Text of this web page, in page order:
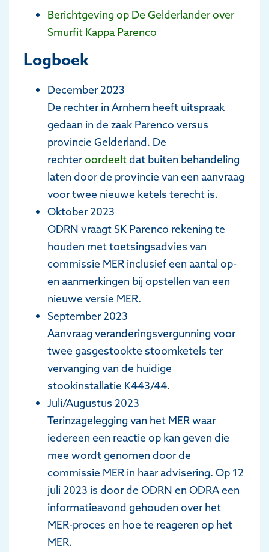
Berichtgeving op De Gelderlander over
Smurfit Kappa Parenco
Logboek
December 2023
De rechter in Arnhem heeft uitspraak
gedaan in de zaak Parenco versus
provincie Gelderland. De
rechteroordeeltdat buiten behandeling
laten door de provincie van een aanvraag
voor twee nieuwe ketels terecht is.
Oktober 2023
ODRN vraagt SK Parenco rekening te
houden met toetsingsadvies van
commissie MER inclusief een aantal op-
en aanmerkingen bij opstellen van een
nieuwe versie MER.
September 2023
Aanvraag veranderingsvergunning voor
twee gasgestookte stoomketels ter
vervanging van de huidige
stookinstallatie K443/44.
Juli/Augustus 2023
Terinzagelegging van het MER waar
iedereen een reactie op kan geven die
mee wordt genomen door de
commissie MER in haar advisering. Op 12
juli 2023 is door de ODRN en ODRA een
informatieavond gehouden over het
MER-proces en hoe te reageren op het
MER.